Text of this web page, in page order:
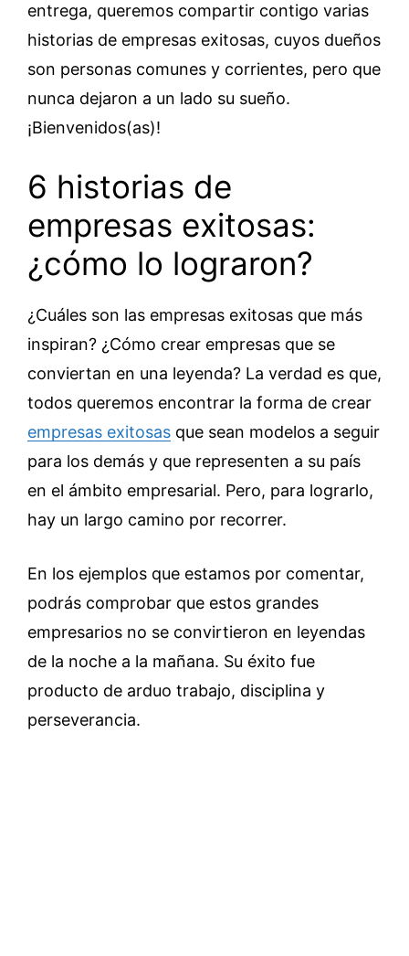
entrega, queremos compartir contigo varias
historias de empresas exitosas, cuyos dueños
son personas comunes y corrientes, pero que
nunca dejaron a un lado su sueño.
¡Bienvenidos(as)!
6 historias de
empresas exitosas:
¿cómo lo lograron?
¿Cuáles son las empresas exitosas que más
inspiran? ¿Cómo crear empresas que se
conviertan en una leyenda? La verdad es que,
todos queremos encontrar la forma de crear
empresas exitosas que sean modelos a seguir
para los demás y que representen a su país
en el ámbito empresarial. Pero, para lograrlo,
hay un largo camino por recorrer.
En los ejemplos que estamos por comentar,
podrás comprobar que estos grandes
empresarios no se convirtieron en leyendas
de la noche a la mañana. Su éxito fue
producto de arduo trabajo, disciplina y
perseverancia.